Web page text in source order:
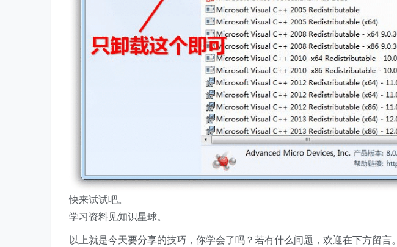
快来试试吧。
学习资料见知识星球。
以上就是今天要分享的技巧，你学会了吗？若有什么问题，欢迎在下方留言。